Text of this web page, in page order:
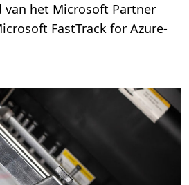
van het Microsoft Partner
FastTrack for Azure-